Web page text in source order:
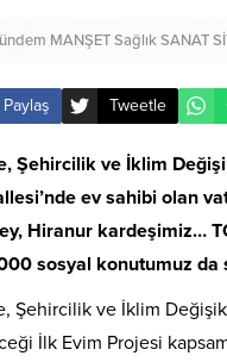
MANŞETSağlıkSANAT
Paylaş Tweetle
Şehircilik ve İklim
ev sahibi olan
Hiranur kardeşimiz…
sosyal konutumuz da
Şehircilik ve İklim
İlk Evim Projesi